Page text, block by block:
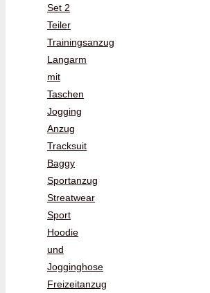
Set 2
Teiler
Trainingsanzug
Langarm
mit
Taschen
Jogging
Anzug
Tracksuit
Baggy
Sportanzug
Streatwear
Sport
Hoodie
und
Jogginghose
Freizeitanzug